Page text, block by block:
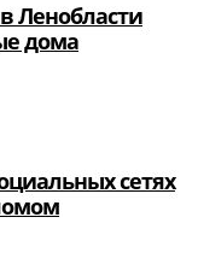
Ленобласти
дома
сетях